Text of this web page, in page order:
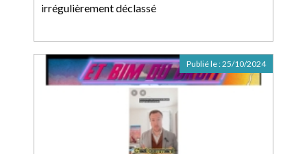
irrégulièrement déclassé
Publié le :25/10/2024